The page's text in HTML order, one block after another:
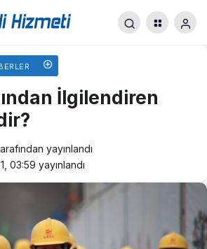
İlgilendiren
yayınlandı
03:59 yayınlandı